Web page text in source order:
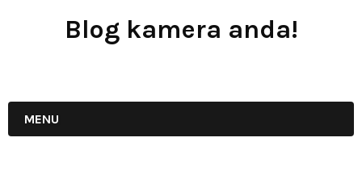
Blog kamera anda!
MENU